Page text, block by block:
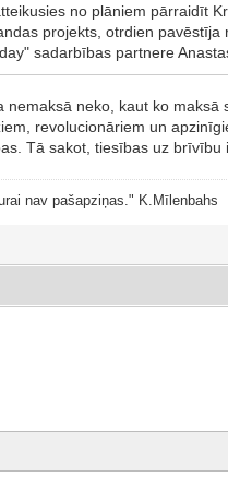
no plāniem pārraidīt
projekts, otrdien pavēstīja
sadarbības partnere
neko, kaut ko
revolucionāriem un
Tā sakot, tiesības uz
nav pašapziņas." K.Mīlenbahs